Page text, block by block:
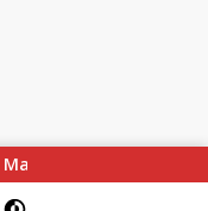
EMAS untuk Perkuat